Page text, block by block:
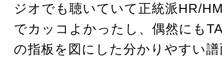
ジオでも聴いていて正統派HR/
でカッコよかったし、偶然にも
の指板を図にした分かりやすい